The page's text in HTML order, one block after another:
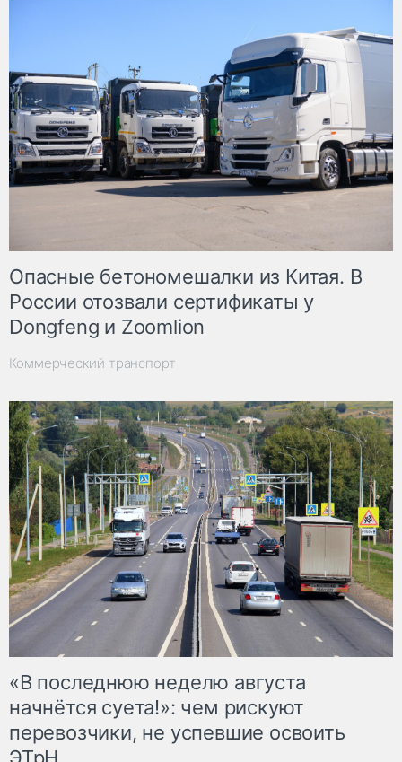
Опасные бетономешалки из Китая. В
России отозвали сертификаты у
Dongfeng и Zoomlion
Коммерческий транспорт
«В последнюю неделю августа
начнётся суета!»: чем рискуют
перевозчики, не успевшие освоить